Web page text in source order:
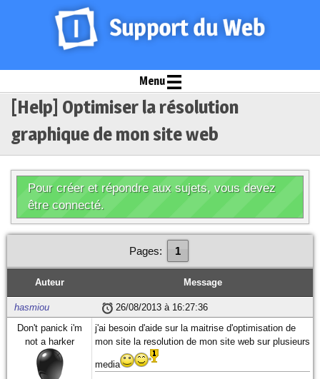
Menu
[Help] Optimiser la résolution
graphique de mon site web
Pour créer et répondre aux sujets, vous devez
être connecté.
Pages: 1
Auteur Message
hasmiou
26/08/2013 à 16:27:36
Don't panick i'm
not a harker
j'ai besoin d'aide sur la maitrise d'optimisation de
mon site la resolution de mon site web sur plusieurs
media